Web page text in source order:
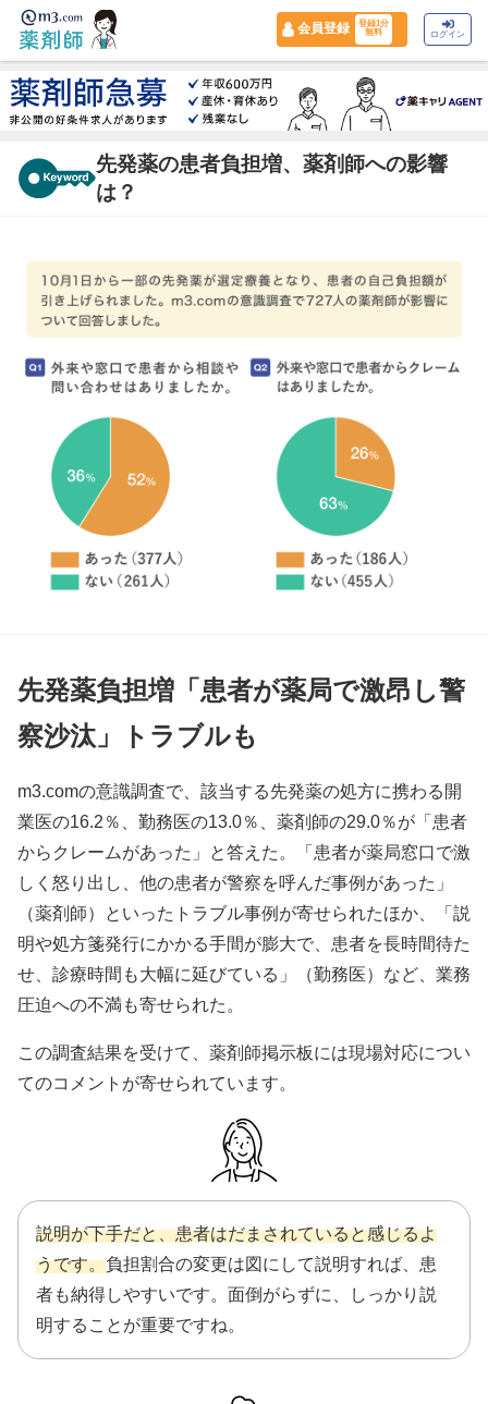
会員登録
登録1分
無料
ログイン
先発薬の患者負担増、薬剤師への影響
は？
先発薬負担増「患者が薬局で激昂し警
察沙汰」トラブルも
m3.comの意識調査で、該当する先発薬の処方に携わる開
業医の16.2％、勤務医の13.0％、薬剤師の29.0％が「患者
からクレームがあった」と答えた。「患者が薬局窓口で激
しく怒り出し、他の患者が警察を呼んだ事例があった」
（薬剤師）といったトラブル事例が寄せられたほか、「説
明や処方箋発行にかかる手間が膨大で、患者を長時間待た
せ、診療時間も大幅に延びている」（勤務医）など、業務
圧迫への不満も寄せられた。
この調査結果を受けて、薬剤師掲示板には現場対応につい
てのコメントが寄せられています。
説明が下手だと、患者はだまされていると感じるよ
うです。負担割合の変更は図にして説明すれば、患
者も納得しやすいです。面倒がらずに、しっかり説
明することが重要ですね。